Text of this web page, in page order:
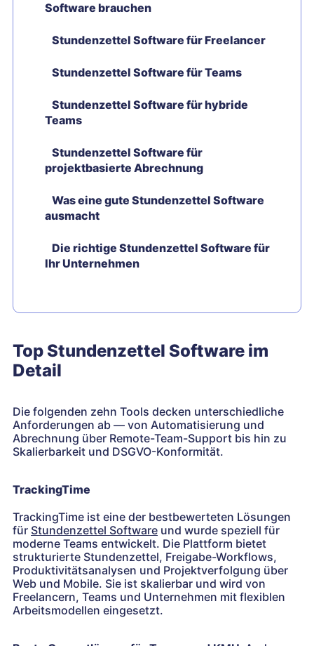
Software brauchen
Stundenzettel Software für Freelancer
Stundenzettel Software für Teams
Stundenzettel Software für hybride
Teams
Stundenzettel Software für
projektbasierte Abrechnung
Was eine gute Stundenzettel Software
ausmacht
Die richtige Stundenzettel Software für
Ihr Unternehmen
Top Stundenzettel Software im
Detail
Die folgenden zehn Tools decken unterschiedliche
Anforderungen ab — von Automatisierung und
Abrechnung über Remote-Team-Support bis hin zu
Skalierbarkeit und DSGVO-Konformität.
TrackingTime
TrackingTime ist eine der bestbewerteten Lösungen
für Stundenzettel Software und wurde speziell für
moderne Teams entwickelt. Die Plattform bietet
strukturierte Stundenzettel, Freigabe-Workflows,
Produktivitätsanalysen und Projektverfolgung über
Web und Mobile. Sie ist skalierbar und wird von
Freelancern, Teams und Unternehmen mit flexiblen
Arbeitsmodellen eingesetzt.